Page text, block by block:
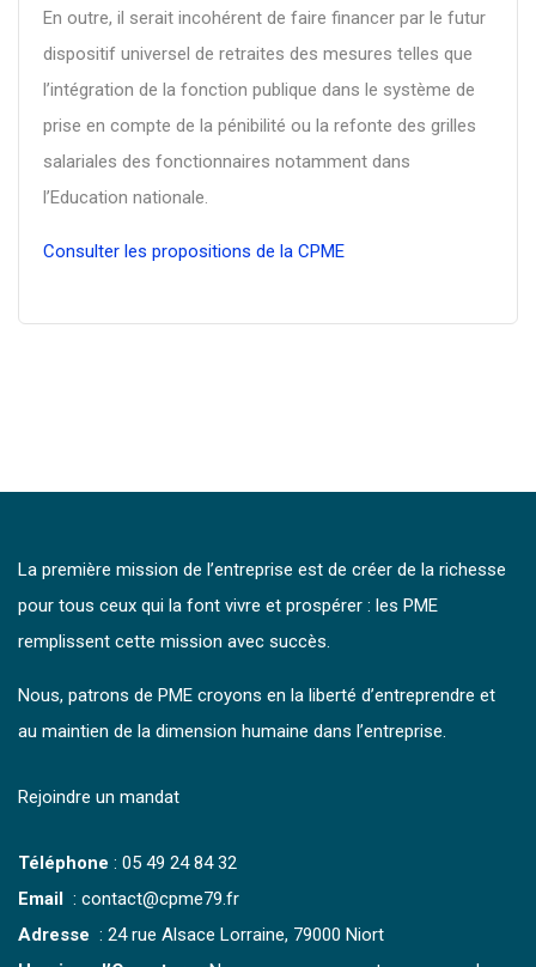
En outre, il serait incohérent de faire financer par le futur
dispositif universel de retraites des mesures telles que
l’intégration de la fonction publique dans le système de
prise en compte de la pénibilité ou la refonte des grilles
salariales des fonctionnaires notamment dans
l’Education nationale.
Consulter les propositions de la CPME
La première mission de l’entreprise est de créer de la richesse
pour tous ceux qui la font vivre et prospérer : les PME
remplissent cette mission avec succès.
Nous, patrons de PME croyons en la liberté d’entreprendre et
au maintien de la dimension humaine dans l’entreprise.
Rejoindre un mandat
Téléphone : 05 49 24 84 32
Email : contact@cpme79.fr
Adresse : 24 rue Alsace Lorraine, 79000 Niort